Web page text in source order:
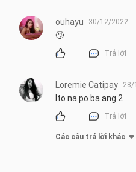
ouhayu 30/12/2022
🙄
Trả lời
Loremie Catipay 28/
Ito na po ba ang 2
Trả lời
Các câu trả lời khác